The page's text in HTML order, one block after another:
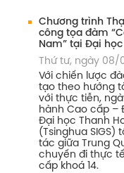
Chương trình
công tọa đàm
Nam” tại Đại
Thứ tư, ngày 08/
Với chiến lược
tạo theo hướng
với thực tiễn,
hành Cao cấp –
Đại học Thanh
(Tsinghua SIGS)
tác giữa Trung
chuyến đi thực
cấp khoá 14.